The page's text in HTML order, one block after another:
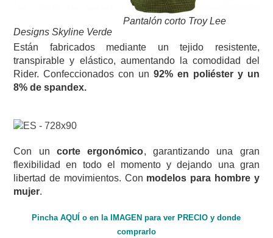
Pantalón corto Troy Lee
Designs Skyline Verde
Están fabricados mediante un tejido resistente,
transpirable y elástico, aumentando la comodidad del
Rider. Confeccionados con un 92% en poliéster y un
8% de spandex.
Con uncorte ergonómico, garantizando una gran
flexibilidad en todo el momento y dejando una gran
libertad de movimientos. Con modelos para hombre y
mujer.
Pincha AQUÍ o en la IMAGEN para ver PRECIO y donde
comprarlo